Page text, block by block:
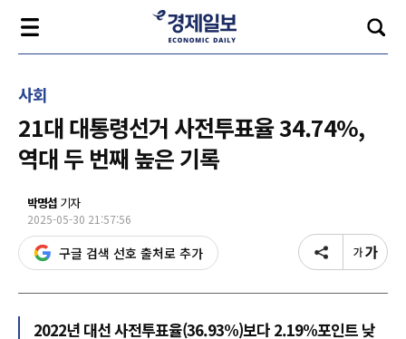
사회
21대 대통령선거 사전투표율 34.74%,
역대 두 번째 높은 기록
박명섭 기자
2025-05-30 21:57:56
구글 검색 선호 출처로 추가
2022년 대선 사전투표율(36.93%)보다 2.19%포인트 낮